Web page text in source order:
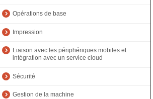
Opérations de base
Impression
Liaison avec les périphériques mobiles et
intégration avec un service cloud
Sécurité
Gestion de la machine